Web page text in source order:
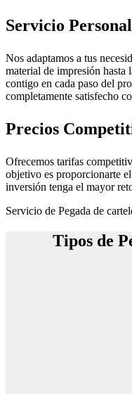
Servicio
Nos adaptamos a tus
material de impresión hasta
contigo en cada paso del
completamente satisfecho
Precios
Ofrecemos tarifas
objetivo es proporcionarte
inversión tenga el mayor
Servicio de Pegada de
Tipos de